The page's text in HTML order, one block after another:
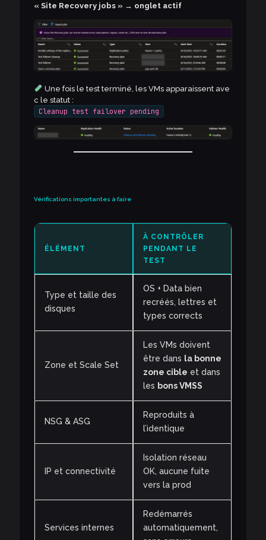
« Site Recovery jobs » → onglet actif
Une fois le test terminé, les VMs apparaissent ave
c le statut :
Cleanup test failover pending
Vérifications importantes à faire
ÉLÉMENT
À CONTRÔLER
PENDANT LE
TEST
Type et taille des
disques
OS + Data bien
recréés, lettres et
types corrects
Zone et Scale Set
Les VMs doivent
être dans la bonne
zone cible et dans
les bons VMSS
NSG & ASG
Reproduits à
l’identique
IP et connectivité
Isolation réseau
OK, aucune fuite
vers la prod
Services internes
Redémarrés
automatiquement,